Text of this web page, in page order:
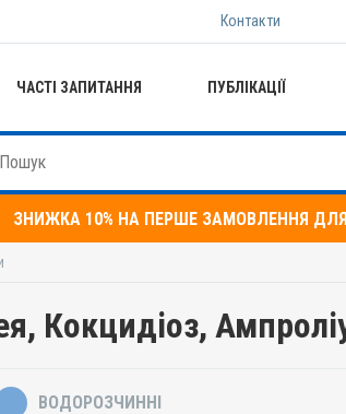
Контакти
ЧАСТІ ЗАПИТАННЯ ПУБЛІКАЦІЇ
ЗНИЖКА 10% НА ПЕРШЕ ЗАМОВЛЕННЯ
Кокцидіоз,
ВОДОРОЗЧИННІ